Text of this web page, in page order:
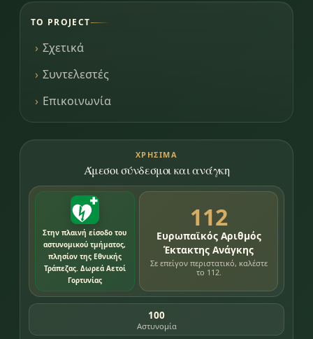
ΤΟ PROJECT
Σχετικά
Συντελεστές
Επικοινωνία
ΧΡΉΣΙΜΑ
Άμεσοι σύνδεσμοι και ανάγκη
Στην πλαινή είσοδο του
αστυνομικού τμήματος,
πλησίον της Εθνικής
Τράπεζας. Δωρεά Αετοί
Γορτυνίας
112
Ευρωπαϊκός Αριθμός
Έκτακτης Ανάγκης
Σε επείγον περιστατικό, καλέστε
το 112.
100
Αστυνομία